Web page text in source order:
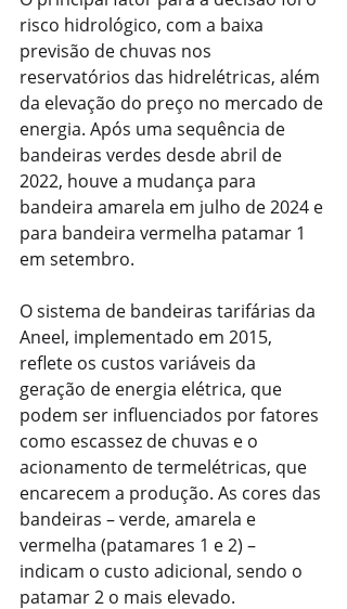
risco hidrológico, com a baixa
previsão de chuvas nos
reservatórios das hidrelétricas, além
da elevação do preço no mercado de
energia. Após uma sequência de
bandeiras verdes desde abril de
2022, houve a mudança para
bandeira amarela em julho de 2024 e
para bandeira vermelha patamar 1
em setembro.
O sistema de bandeiras tarifárias da
Aneel, implementado em 2015,
reflete os custos variáveis da
geração de energia elétrica, que
podem ser influenciados por fatores
como escassez de chuvas e o
acionamento de termelétricas, que
encarecem a produção. As cores das
bandeiras – verde, amarela e
vermelha (patamares 1 e 2) –
indicam o custo adicional, sendo o
patamar 2 o mais elevado.